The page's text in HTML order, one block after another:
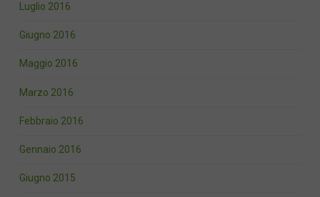
Luglio 2016
Giugno 2016
Maggio 2016
Marzo 2016
Febbraio 2016
Gennaio 2016
Giugno 2015